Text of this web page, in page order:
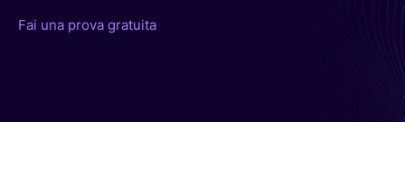
Fai una prova gratuita